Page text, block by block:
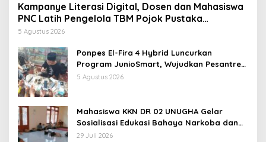
Kampanye Literasi Digital, Dosen dan Mahasiswa
PNC Latih Pengelola TBM Pojok Pustaka
Majenang Produksi Konten Medsos
5 Agustus 2026
Ponpes El-Fira 4 Hybrid Luncurkan
Program JunioSmart, Wujudkan Pesantren
Digital
5 Agustus 2026
Mahasiswa KKN DR 02 UNUGHA Gelar
Sosialisasi Edukasi Bahaya Narkoba dan
Tanggap Ular di Masjid Fathurrahman
29 Juli 2026